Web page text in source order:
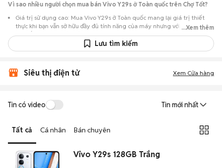
Vì sao nhiều người chọn mua bán Vivo Y29s ở Toàn quốc trên Chợ Tốt?
Giá trị sử dụng cao: Mua Vivo Y29s ở Toàn quốc mang lại giá trị thiết
thực khi bạn vẫn sở hữu đầy đủ tính năng của máy nhưng với chi phí đầu
tư thấp hơn máy đập hộp.
Lựa chọn theo sát nhu cầu: Hệ thống ghi nhận nhiều tin rao Vivo Y29s ở
Test máy tại chỗ: Tạo điều kiện để người mua đến tận nơi xem xét cẩn
Dễ dàng thương lượng: Quá trình mua bán diễn ra trực tiếp, cho phép
hai bên trao đổi giá cả linh hoạt và có thể chốt giao dịch ngay trong
...Xem thêm
Lưu tìm kiếm
Siêu thị điện tử Xem Cửa hàng
Tin có video Tin mới nhất
Tất cả Cá nhân Bán chuyên
Vivo Y29s 128GB Trắng